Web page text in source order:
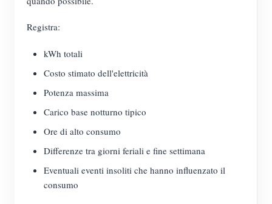
Registra:
kWh totali
Costo stimato dell'elettricità
Potenza massima
Carico base notturno tipico
Ore di alto consumo
Differenze tra giorni feriali e fine settimana
Eventuali eventi insoliti che hanno influenzato il
consumo